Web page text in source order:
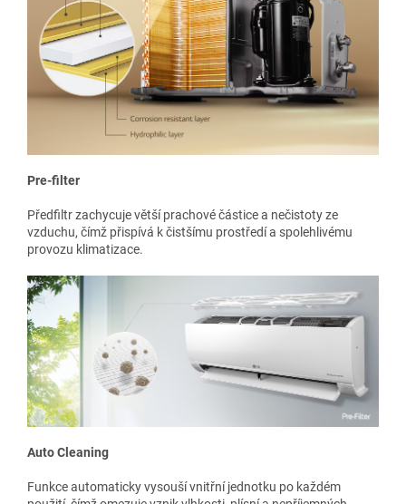
Pre-filter
Předfiltr zachycuje větší prachové částice a nečistoty ze
vzduchu, čímž přispívá k čistšímu prostředí a spolehlivému
provozu klimatizace.
Auto Cleaning
Funkce automaticky vysouší vnitřní jednotku po každém